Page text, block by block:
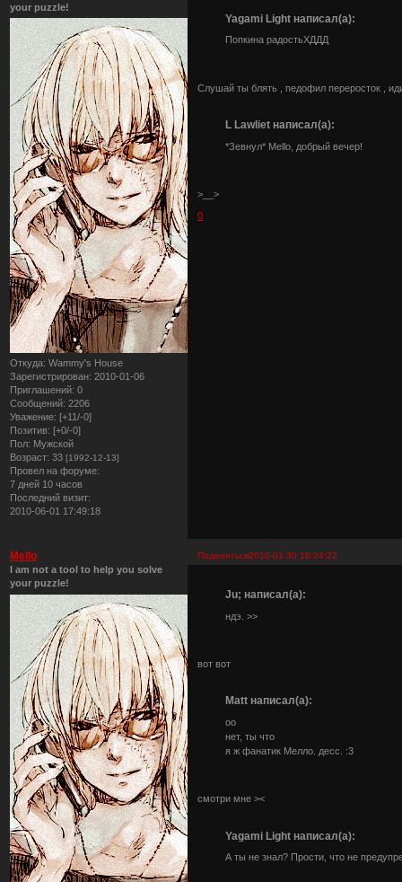
your puzzle!
Откуда: Wammy's House
Зарегистрирован: 2010-01-06
Приглашений: 0
Сообщений: 2206
Уважение: [+11/-0]
Позитив: [+0/-0]
Пол: Мужской
Возраст: 33 [1992-12-13]
Провел на форуме:
7 дней 10 часов
Последний визит:
2010-06-01 17:49:18
Yagami Light написал(а):
Попкина радостьХДДД
Слушай ты блять , педофил переросток ,
L Lawliet написал(а):
*Зевнул* Mello, добрый вечер!
>__>
0
Поделиться2010-01-30 18:24:22
Mello
I am not a tool to help you solve
your puzzle!
Ju; написал(а):
ндэ. >>
вот вот
Matt написал(а):
оо
нет, ты что
я ж фанатик Мелло. десс. :3
смотри мне ><
Yagami Light написал(а):
А ты не знал? Прости, что не